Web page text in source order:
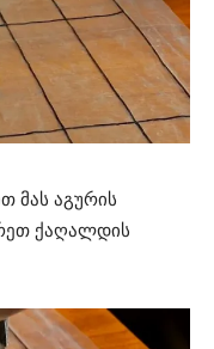
მას აგურის
ქაღალდის